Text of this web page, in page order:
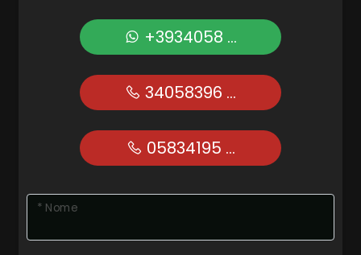
+3934058 ...
34058396 ...
05834195 ...
* Nome